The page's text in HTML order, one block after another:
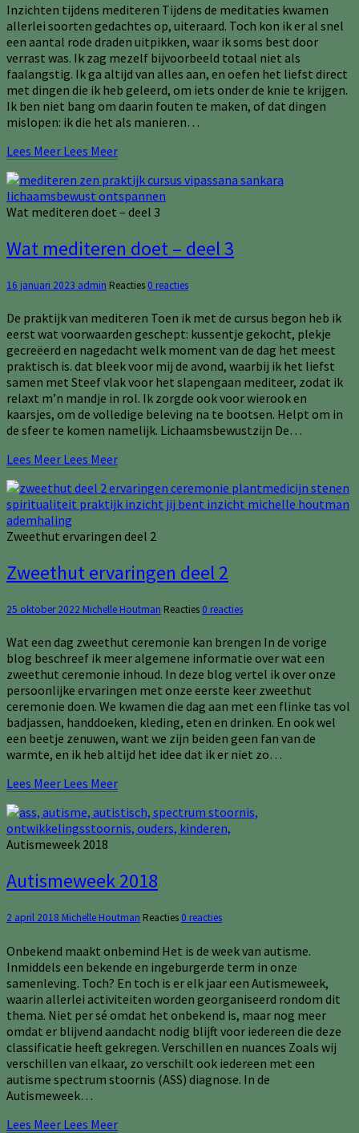
Inzichten tijdens mediteren Tijdens de meditaties kwamen
allerlei soorten gedachtes op, uiteraard. Toch kon ik er al snel
een aantal rode draden uitpikken, waar ik soms best door
verrast was. Ik zag mezelf bijvoorbeeld totaal niet als
faalangstig. Ik ga altijd van alles aan, en oefen het liefst direct
met dingen die ik heb geleerd, om iets onder de knie te krijgen.
Ik ben niet bang om daarin fouten te maken, of dat dingen
mislopen: ik die het als manieren…
Lees Meer Lees Meer
Wat mediteren doet – deel 3
Wat mediteren doet – deel 3
16 januari 2023 admin Reacties 0 reacties
De praktijk van mediteren Toen ik met de cursus begon heb ik
eerst wat voorwaarden geschept: kussentje gekocht, plekje
gecreëerd en nagedacht welk moment van de dag het meest
praktisch is. dat bleek voor mij de avond, waarbij ik het liefst
samen met Steef vlak voor het slapengaan mediteer, zodat ik
relaxt m’n mandje in rol. Ik zorgde ook voor wierook en
kaarsjes, om de volledige beleving na te bootsen. Helpt om in
de sfeer te komen namelijk. Lichaamsbewustzijn De…
Lees Meer Lees Meer
Zweethut ervaringen deel 2
Zweethut ervaringen deel 2
25 oktober 2022 Michelle Houtman Reacties 0 reacties
Wat een dag zweethut ceremonie kan brengen In de vorige
blog beschreef ik meer algemene informatie over wat een
zweethut ceremonie inhoud. In deze blog vertel ik over onze
persoonlijke ervaringen met onze eerste keer zweethut
ceremonie doen. We kwamen die dag aan met een flinke tas vol
badjassen, handdoeken, kleding, eten en drinken. En ook wel
een beetje zenuwen, want we zijn beiden geen fan van de
warmte, en ik heb altijd het idee dat ik er niet zo…
Lees Meer Lees Meer
Autismeweek 2018
Autismeweek 2018
2 april 2018 Michelle Houtman Reacties 0 reacties
Onbekend maakt onbemind Het is de week van autisme.
Inmiddels een bekende en ingeburgerde term in onze
samenleving. Toch? En toch is er elk jaar een Autismeweek,
waarin allerlei activiteiten worden georganiseerd rondom dit
thema. Niet per sé omdat het onbekend is, maar nog meer
omdat er blijvend aandacht nodig blijft voor iedereen die deze
classificatie heeft gekregen. Verschillen en nuances Zoals wij
verschillen van elkaar, zo verschilt ook iedereen met een
autisme spectrum stoornis (ASS) diagnose. In de
Autismeweek…
Lees Meer Lees Meer